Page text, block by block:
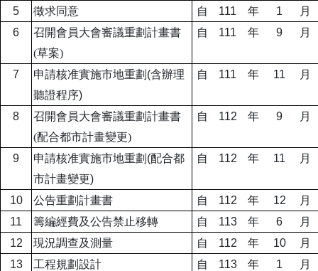
5
徵求同意 自 111 年 1
月
6
召開會員大會審議重劃計畫書
(草案)
自 111 年 9 月
7 申請核准實施市地重劃 (含辦理
聽證程序)
自 111 年 11 月
8
召開會員大會審議重劃計畫書
(配合都市計畫變更)
自 112 年 9 月
9 申請核准實施市地重劃 (配合都
市計畫變更)
自 112 年 11 月
10 公告重劃計畫書 自 112 年 12
月
11
籌編經費及公告禁止移轉 自 113 年 6
月
12
現況調查及測量 自 112 年 10
月
13
工程規劃設計 自 113 年 1
月